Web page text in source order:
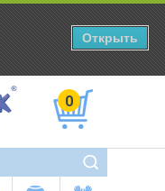
0
Открыть